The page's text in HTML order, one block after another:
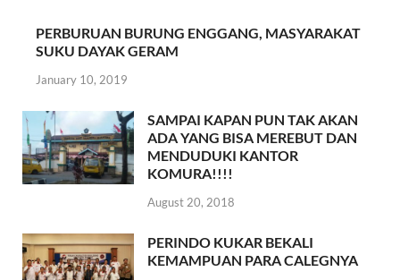
PERBURUAN BURUNG ENGGANG, MASYARAKAT
SUKU DAYAK GERAM
January 10, 2019
SAMPAI KAPAN PUN TAK AKAN
ADA YANG BISA MEREBUT DAN
MENDUDUKI KANTOR
KOMURA!!!!
August 20, 2018
PERINDO KUKAR BEKALI
KEMAMPUAN PARA CALEGNYA